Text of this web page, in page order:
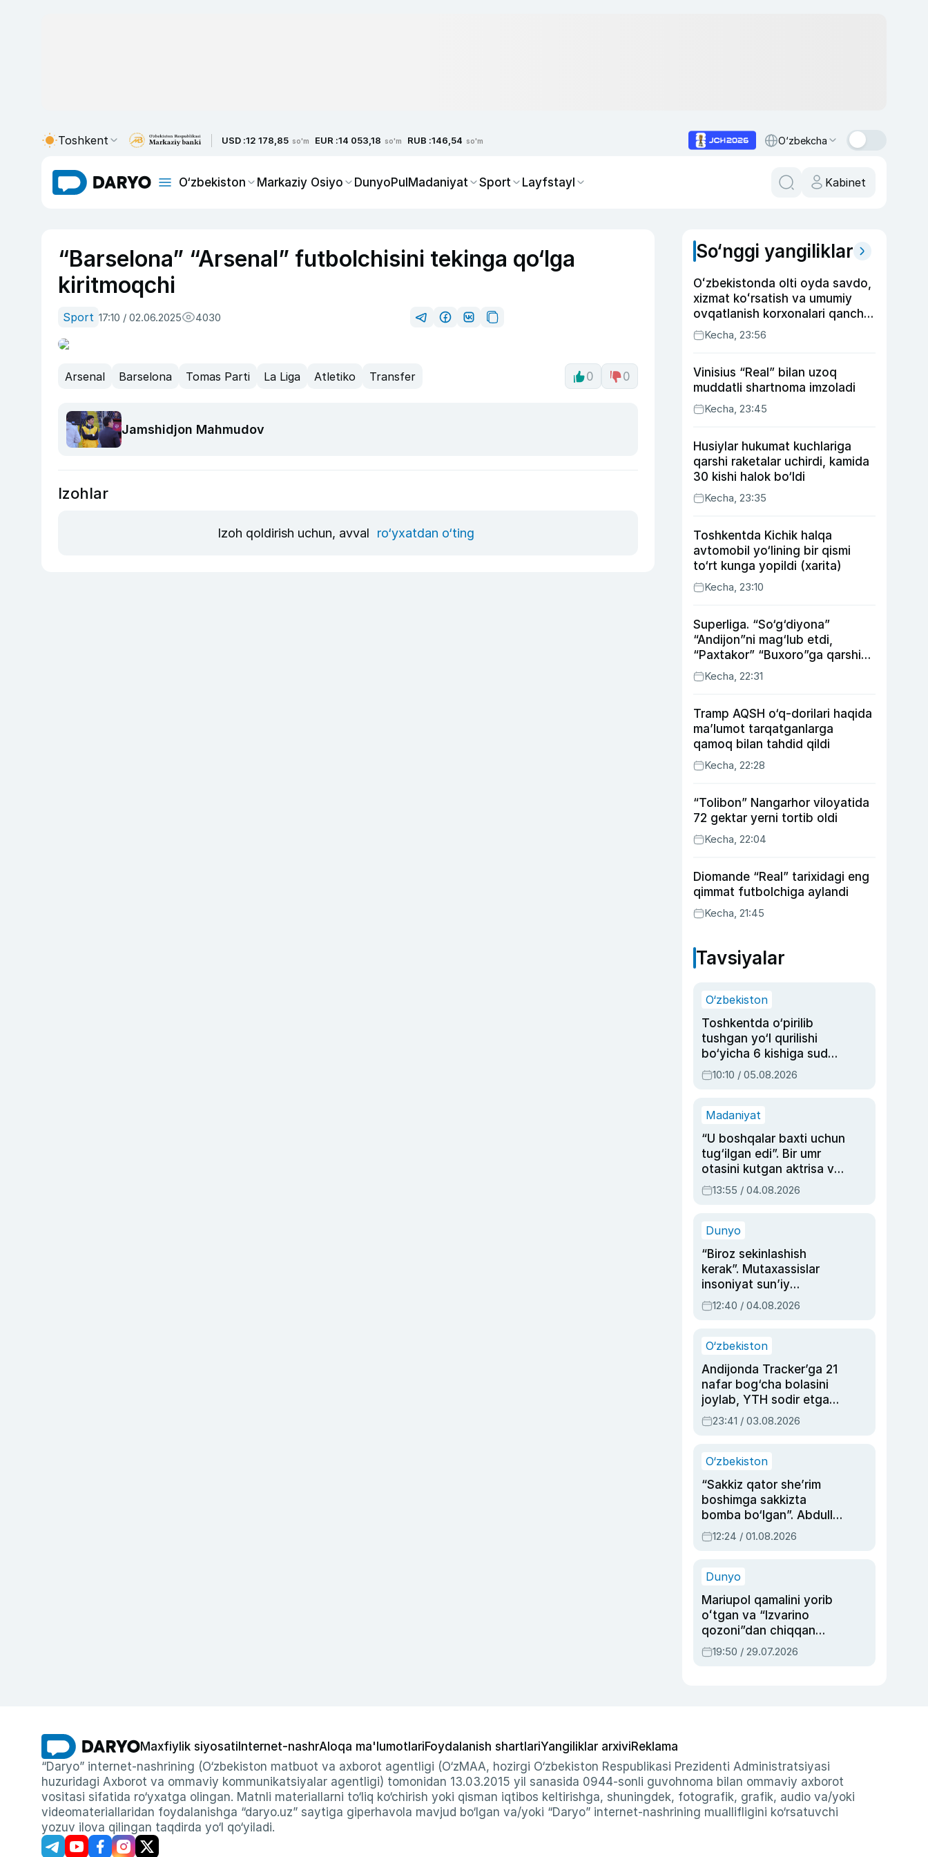
Toshkent USD :12 178,85 so'm EUR :14 053,18 so'm RUB :146,54 so'm O‘zbekcha
O‘zbekiston Markaziy Osiyo DunyoPulMadaniyat Sport Layfstayl Kabinet
“Barselona” “Arsenal” futbolchisini tekinga qo‘lga
kiritmoqchi
Sport 17:10 / 02.06.2025 4030
Arsenal Barselona Tomas Parti La Liga Atletiko Transfer 0 0
Jamshidjon Mahmudov
Izohlar
Izoh qoldirish uchun, avval ro‘yxatdan o‘ting
So‘nggi yangiliklar
Oʻzbekistonda olti oyda savdo,
xizmat koʻrsatish va umumiy
ovqatlanish korxonalari qancha
soliq toʻlagani ochiqlandi
Kecha, 23:56
Vinisius “Real” bilan uzoq
muddatli shartnoma imzoladi
Kecha, 23:45
Husiylar hukumat kuchlariga
qarshi raketalar uchirdi, kamida
30 kishi halok bo‘ldi
Kecha, 23:35
Toshkentda Kichik halqa
avtomobil yo‘lining bir qismi
to‘rt kunga yopildi (xarita)
Kecha, 23:10
Superliga. “So‘g‘diyona”
“Andijon”ni mag‘lub etdi,
“Paxtakor” “Buxoro”ga qarshi
bahsda g‘alabani qo‘ldan
chiqardi
Kecha, 22:31
Tramp AQSH o‘q-dorilari haqida
ma’lumot tarqatganlarga
qamoq bilan tahdid qildi
Kecha, 22:28
“Tolibon” Nangarhor viloyatida
72 gektar yerni tortib oldi
Kecha, 22:04
Diomande “Real” tarixidagi eng
qimmat futbolchiga aylandi
Kecha, 21:45
Tavsiyalar
O‘zbekiston
Toshkentda o‘pirilib
tushgan yo‘l qurilishi
bo‘yicha 6 kishiga sud
hukmi o‘qildi
10:10 / 05.08.2026
Madaniyat
“U boshqalar baxti uchun
tug‘ilgan edi”. Bir umr
otasini kutgan aktrisa va
dublyaj ustasi Rimma
Ahmedovaning
13:55 / 04.08.2026
Dunyo
“Biroz sekinlashish
kerak”. Mutaxassislar
insoniyat sun’iy
intellektni boshqara
olmay qolishidan xavotir
12:40 / 04.08.2026
O‘zbekiston
Andijonda Tracker’ga 21
nafar bog‘cha bolasini
joylab, YTH sodir etgan
ayolga sud hukmi o‘qildi
23:41 / 03.08.2026
O‘zbekiston
“Sakkiz qator she’rim
boshimga sakkizta
bomba bo‘lgan”. Abdulla
Oripovni siyosiy
ayblovlardan asrab
12:24 / 01.08.2026
Dunyo
Mariupol qamalini yorib
oʻtgan va “Izvarino
qozoni”dan chiqqan
qahramon — Ukraina
armiyasi bosh
19:50 / 29.07.2026
Maxfiylik siyosati Internet-nashrAloqa ma'lumotlariFoydalanish shartlariYangiliklar arxiviReklama
“Daryo” internet-nashrining (O‘zbekiston matbuot va axborot agentligi (O‘zMAA, hozirgi O‘zbekiston Respublikasi Prezidenti Administratsiyasi
huzuridagi Axborot va ommaviy kommunikatsiyalar agentligi) tomonidan 13.03.2015 yil sanasida 0944-sonli guvohnoma bilan ommaviy axborot
vositasi sifatida ro‘yxatga olingan. Matnli materiallarni to‘liq ko‘chirish yoki qisman iqtibos keltirishga, shuningdek, fotografik, grafik, audio va/yoki
videomateriallaridan foydalanishga “daryo.uz” saytiga giperhavola mavjud bo‘lgan va/yoki “Daryo” internet-nashrining muallifligini ko‘rsatuvchi
yozuv ilova qilingan taqdirda yo‘l qo‘yiladi.